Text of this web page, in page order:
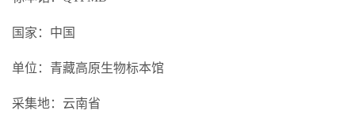
国家：中国
单位：青藏高原生物标本馆
采集地：云南省